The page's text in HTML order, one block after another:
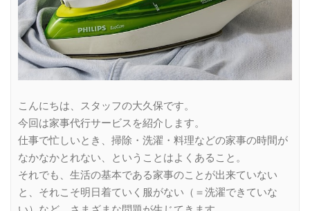
こんにちは、スタッフの大久保です。
今回は家事代行サービスを紹介します。
仕事で忙しいとき、掃除・洗濯・料理などの家事の時間が
なかなかとれない、ということはよくあること。
それでも、生活の基本である家事のことが出来ていない
と、それこそ明日着ていく服がない（＝洗濯できていな